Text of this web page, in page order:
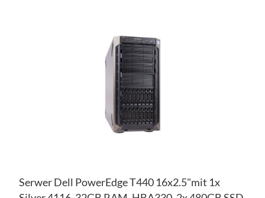
Serwer Dell PowerEdge T440 16x2.5"mit 1x